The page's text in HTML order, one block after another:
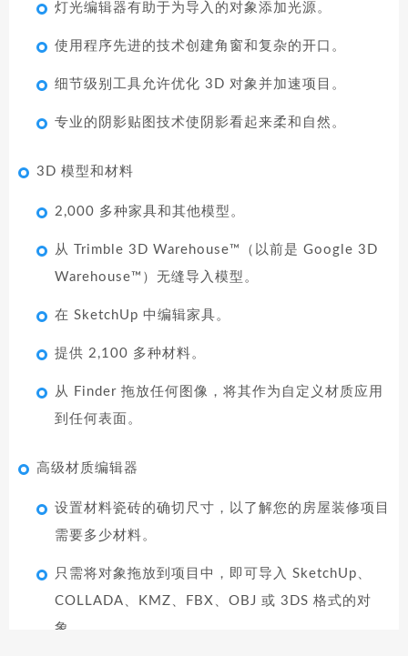
灯光编辑器有助于为导入的对象添加光源。
使用程序先进的技术创建角窗和复杂的开口。
细节级别工具允许优化 3D 对象并加速项目。
专业的阴影贴图技术使阴影看起来柔和自然。
3D 模型和材料
2,000 多种家具和其他模型。
从 Trimble 3D Warehouse™（以前是 Google 3D
Warehouse™）无缝导入模型。
在 SketchUp 中编辑家具。
提供 2,100 多种材料。
从 Finder 拖放任何图像，将其作为自定义材质应用
到任何表面。
高级材质编辑器
设置材料瓷砖的确切尺寸，以了解您的房屋装修项目
需要多少材料。
只需将对象拖放到项目中，即可导入 SketchUp、
COLLADA、KMZ、FBX、OBJ 或 3DS 格式的对
象。